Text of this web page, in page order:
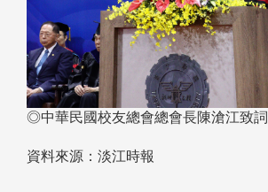
◎中華民國校友總會總會長陳滄江致詞
資料來源：淡江時報